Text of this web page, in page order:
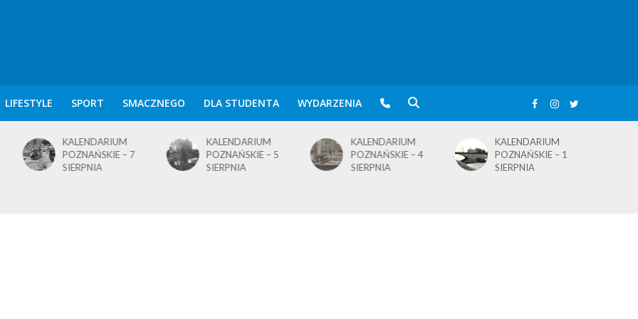
LIFESTYLE SPORT SMACZNEGO DLA STUDENTA WYDARZENIA
KALENDARIUM
POZNAŃSKIE – 7
SIERPNIA
KALENDARIUM
POZNAŃSKIE – 5
SIERPNIA
KALENDARIUM
POZNAŃSKIE – 4
SIERPNIA
KALENDARIUM
POZNAŃSKIE – 1
SIERPNIA